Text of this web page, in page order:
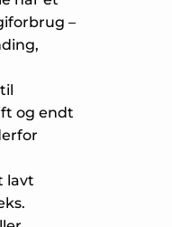
–
og endt
lavt